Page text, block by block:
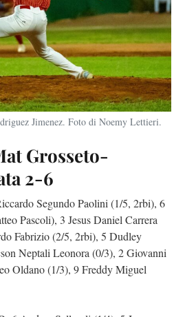
Jimenez. Foto di Noemy Lettieri.
Grosseto-
2-6
Segundo Paolini (1/5, 2rbi), 6
Pascoli), 3 Jesus Daniel Carrera
Fabrizio (2/5, 2rbi), 5 Dudley
Neptali Leonora (0/3), 2 Giovanni
Oldano (1/3), 9 Freddy Miguel